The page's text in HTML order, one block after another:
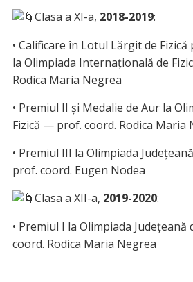
Clasa a XI-a, 2018-2019:
• Calificare în Lotul Lărgit de
la Olimpiada Internațională de
Rodica Maria Negrea
• Premiul II și Medalie de Aur la
Fizică — prof. coord. Rodica Maria
• Premiul III la Olimpiada
prof. coord. Eugen Nodea
Clasa a XII-a, 2019-2020:
• Premiul I la Olimpiada
coord. Rodica Maria Negrea